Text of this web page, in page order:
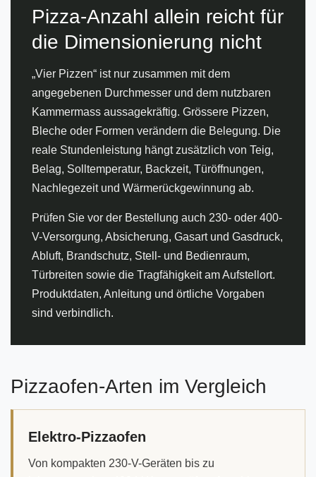
Pizza-Anzahl allein reicht für
die Dimensionierung nicht
„Vier Pizzen“ ist nur zusammen mit dem
angegebenen Durchmesser und dem nutzbaren
Kammermass aussagekräftig. Grössere Pizzen,
Bleche oder Formen verändern die Belegung. Die
reale Stundenleistung hängt zusätzlich von Teig,
Belag, Solltemperatur, Backzeit, Türöffnungen,
Nachlegezeit und Wärmerückgewinnung ab.
Prüfen Sie vor der Bestellung auch 230- oder 400-
V-Versorgung, Absicherung, Gasart und Gasdruck,
Abluft, Brandschutz, Stell- und Bedienraum,
Türbreiten sowie die Tragfähigkeit am Aufstellort.
Produktdaten, Anleitung und örtliche Vorgaben
sind verbindlich.
Pizzaofen-Arten im Vergleich
Elektro-Pizzaofen
Von kompakten 230-V-Geräten bis zu